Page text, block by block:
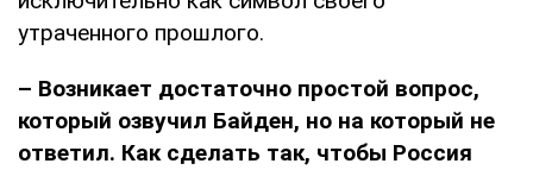
утраченного прошлого.
– Возникает достаточно простой вопрос,
который озвучил Байден, но на который не
ответил. Как сделать так, чтобы Россия